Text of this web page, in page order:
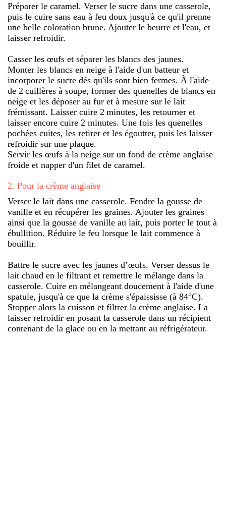
Préparer le caramel. Verser le sucre dans une casserole,
puis le cuire sans eau à feu doux jusqu'à ce qu'il prenne
une belle coloration brune. Ajouter le beurre et l'eau, et
laisser refroidir.
Casser les œufs et séparer les blancs des jaunes.
Monter les blancs en neige à l'aide d'un batteur et
incorporer le sucre dès qu'ils sont bien fermes. À l'aide
de 2 cuillères à soupe, former des quenelles de blancs en
neige et les déposer au fur et à mesure sur le lait
frémissant. Laisser cuire 2 minutes, les retourner et
laisser encore cuire 2 minutes. Une fois les quenelles
pochées cuites, les retirer et les égoutter, puis les laisser
refroidir sur une plaque.
Servir les œufs à la neige sur un fond de crème anglaise
froide et napper d'un filet de caramel.
2. Pour la crème anglaise
Verser le lait dans une casserole. Fendre la gousse de
vanille et en récupérer les graines. Ajouter les graines
ainsi que la gousse de vanille au lait, puis porter le tout à
ébullition. Réduire le feu lorsque le lait commence à
bouillir.
Battre le sucre avec les jaunes d’œufs. Verser dessus le
lait chaud en le filtrant et remettre le mélange dans la
casserole. Cuire en mélangeant doucement à l'aide d'une
spatule, jusqu'à ce que la crème s'épaississe (à 84°C).
Stopper alors la cuisson et filtrer la crème anglaise. La
laisser refroidir en posant la casserole dans un récipient
contenant de la glace ou en la mettant au réfrigérateur.